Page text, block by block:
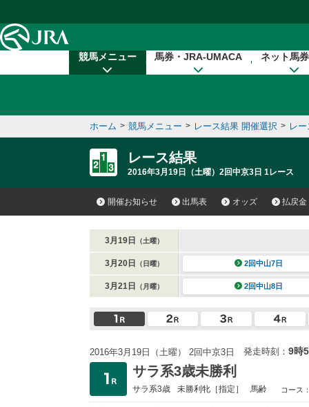
競馬メニュー 馬券・JRA-UMACA ネット馬
ホーム > 競馬メニュー > レース結果 開催選択 > レ
レース結果
2016年3月19日（土曜）2回中京3日 1レース
開催お知らせ 出馬表 オッズ 払戻金
3月19日 （土曜）
3月20日 （日曜） 2回中山7日
3月21日 （月曜） 2回中山8日
2016年3月19日（土曜） 2回中京3日 発走時刻： 9時
サラ系3歳未勝利
サラ系3歳 未勝利牝［指定］ 馬齢 コース